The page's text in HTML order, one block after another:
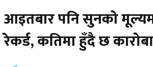
आइतबार पनि सुनको
रेकर्ड, कतिमा हुँदै छ